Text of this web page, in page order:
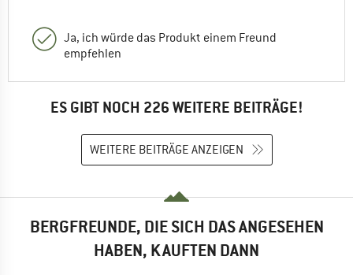
Ja, ich würde das Produkt einem Freund
empfehlen
ES GIBT NOCH 226 WEITERE BEITRÄGE!
WEITERE BEITRÄGE ANZEIGEN
BERGFREUNDE, DIE SICH DAS ANGESEHEN
HABEN, KAUFTEN DANN